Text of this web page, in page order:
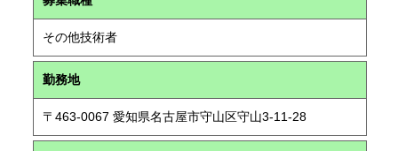
その他技術者
勤務地
〒463-0067 愛知県名古屋市守山区守山3-11-28